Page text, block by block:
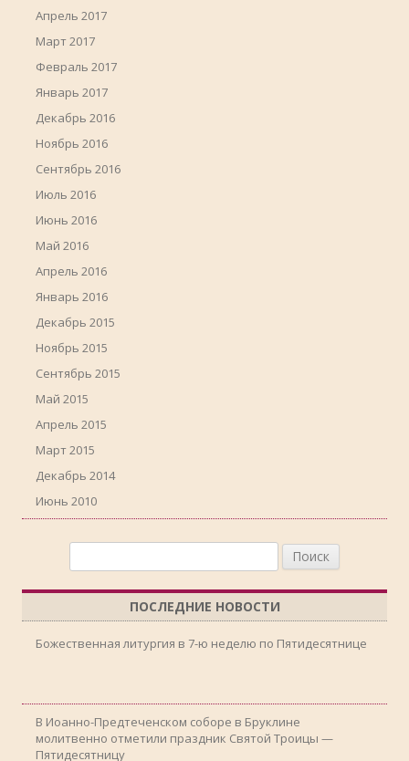
Апрель 2017
Март 2017
Февраль 2017
Январь 2017
Декабрь 2016
Ноябрь 2016
Сентябрь 2016
Июль 2016
Июнь 2016
Май 2016
Апрель 2016
Январь 2016
Декабрь 2015
Ноябрь 2015
Сентябрь 2015
Май 2015
Апрель 2015
Март 2015
Декабрь 2014
Июнь 2010
ПОСЛЕДНИЕ НОВОСТИ
Божественная литургия в 7-ю неделю по Пятидесятнице
В Иоанно-Предтеченском соборе в Бруклине
молитвенно отметили праздник Святой Троицы —
Пятидесятницу